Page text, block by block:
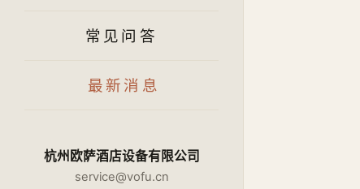
常见问答
最新消息
杭州欧萨酒店设备有限公司
service@vofu.cn